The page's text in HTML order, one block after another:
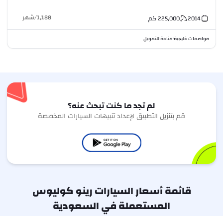
2014
225,000كم 1,188
/شهر
مواصفات خليجية•متاحة للتمويل
لم تجد ما كنت تبحث عنه؟
قم بتنزيل التطبيق لإعداد تنبيهات السيارات المخصصة
قائمة أسعار السيارات رينو كوليوس
المستعملة في السعودية